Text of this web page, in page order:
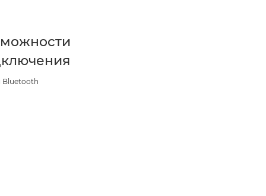
Bluetooth